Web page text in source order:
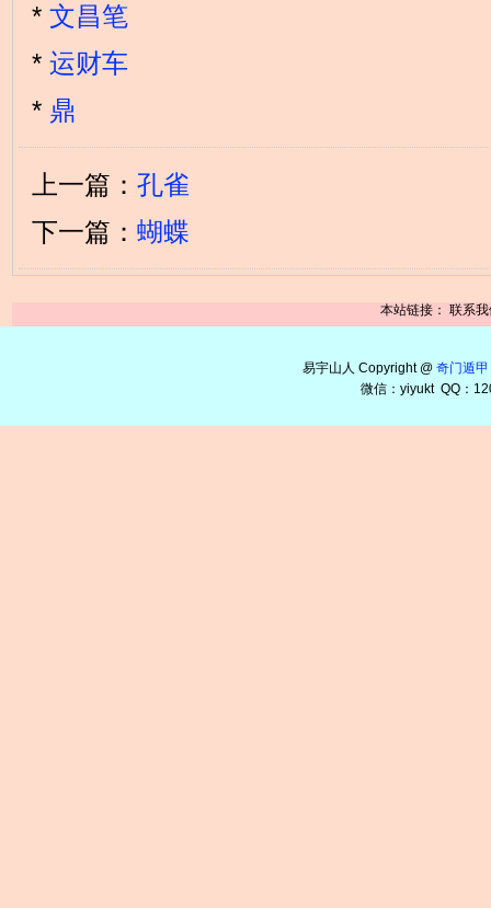
* 文昌笔
* 运财车
* 鼎
上一篇： 孔雀
下一篇： 蝴蝶
本站链接： 联系我
易宇山人 Copyright @ 奇门遁甲
微信：yiyukt QQ：